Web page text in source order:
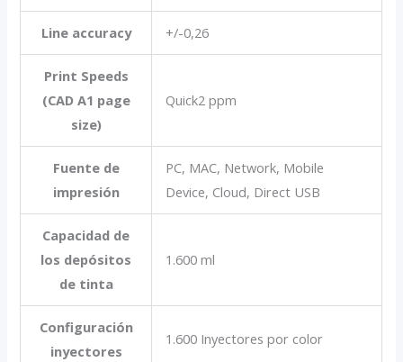
Line accuracy +/-0,26
Print Speeds
(CAD A1 page
size)
Quick2 ppm
Fuente de
impresión
PC, MAC, Network, Mobile
Device, Cloud, Direct USB
Capacidad de
los depósitos
de tinta
1.600 ml
Configuración
inyectores
1.600 Inyectores por color